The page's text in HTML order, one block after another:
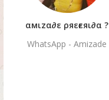
αмιzα∂ε ρяεғεяι∂α ?
WhatsApp - Amizade